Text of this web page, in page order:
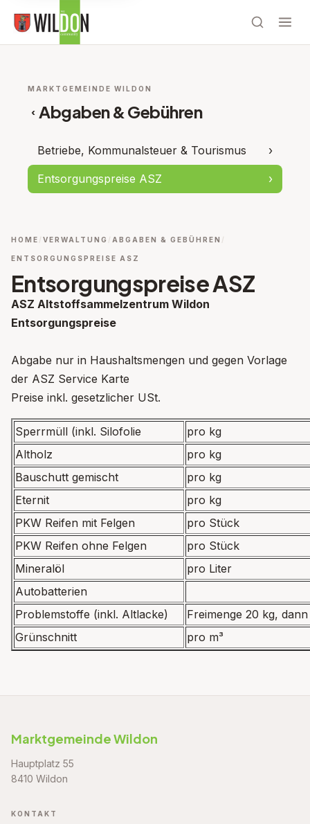
MARKTGEMEINDE WILDON
‹ Abgaben & Gebühren
Betriebe, Kommunalsteuer & Tourismus ›
Entsorgungspreise ASZ ›
HOME VERWALTUNG ABGABEN & GEBÜHREN
ENTSORGUNGSPREISE ASZ
Entsorgungspreise ASZ
ASZ Altstoffsammelzentrum Wildon
Entsorgungspreise
Abgabe nur in Haushaltsmengen und gegen Vorlage
der ASZ Service Karte
Preise inkl. gesetzlicher USt.
Sperrmüll (inkl. Silofolie
pro kg
Altholz
pro kg
Bauschutt gemischt
pro kg
Eternit
pro kg
PKW Reifen mit Felgen
pro Stück
PKW Reifen ohne Felgen
pro Stück
Mineralöl
pro Liter
Autobatterien
Problemstoffe (inkl. Altlacke)
Freimenge 20 kg,
Grünschnitt
pro m³
Marktgemeinde Wildon
Hauptplatz 55
8410 Wildon
KONTAKT